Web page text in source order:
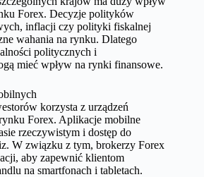
Forex. Decyzje polityków
inflacji czy polityki fiskalnej
wahania na rynku. Dlatego
politycznych i
mieć wpływ na rynki finansowe.
korzysta z urządzeń
Forex. Aplikacje mobilne
rzeczywistym i dostęp do
W związku z tym, brokerzy Forex
aby zapewnić klientom
na smartfonach i tabletach.